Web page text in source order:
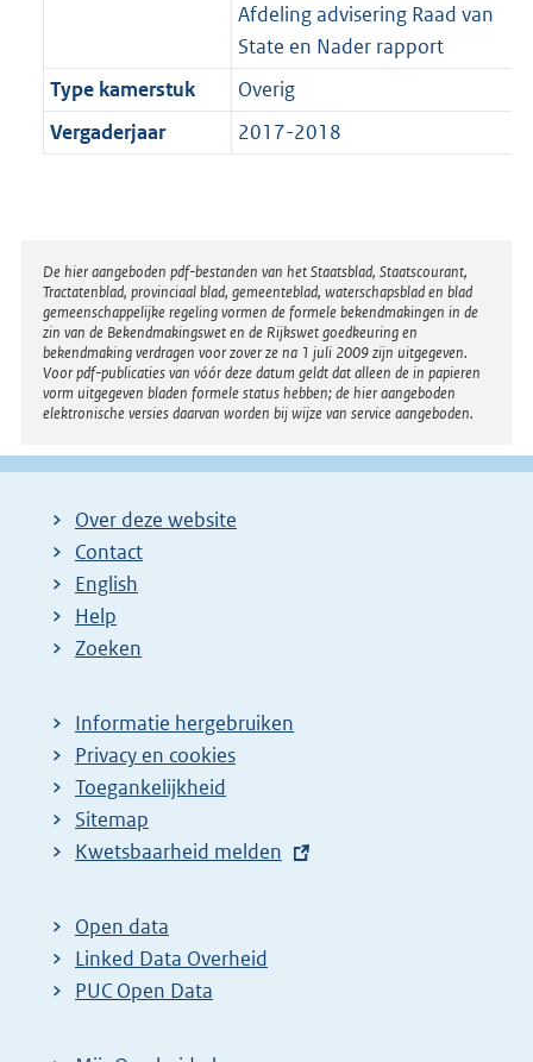
Afdeling advisering Raad van
State en Nader rapport
Type kamerstuk
Overig
Vergaderjaar
2017-2018
Disclaimer
De hier aangeboden pdf-bestanden van het Staatsblad, Staatscourant,
Tractatenblad, provinciaal blad, gemeenteblad, waterschapsblad en blad
gemeenschappelijke regeling vormen de formele bekendmakingen in de
zin van de Bekendmakingswet en de Rijkswet goedkeuring en
bekendmaking verdragen voor zover ze na 1 juli 2009 zijn uitgegeven.
Voor pdf-publicaties van vóór deze datum geldt dat alleen de in papieren
vorm uitgegeven bladen formele status hebben; de hier aangeboden
elektronische versies daarvan worden bij wijze van service aangeboden.
Over deze website
Contact
English
Help
Zoeken
Informatie hergebruiken
Privacy en cookies
Toegankelijkheid
Sitemap
E
t
e
r
Kwetsbaarheid melden
Open data
Linked Data Overheid
PUC Open Data